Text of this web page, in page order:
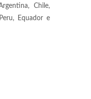
Chile,
Equador e